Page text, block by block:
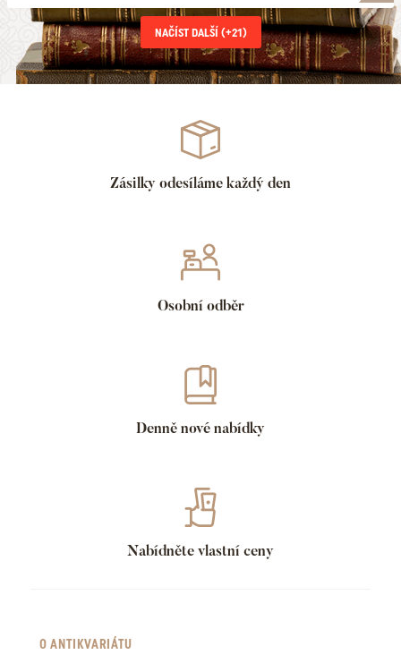
NAČÍST DALŠÍ (+21)
Zásilky odesíláme každý den
Osobní odběr
Denně nové nabídky
Nabídněte vlastní ceny
O ANTIKVARIÁTU